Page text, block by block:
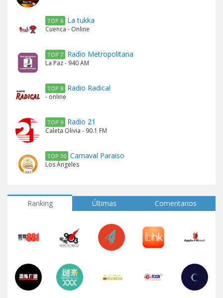
TOP 6 La tukka
Cuenca - Online
TOP 7 Radio Metropolitana
La Paz - 940 AM
TOP 8 Radio Radical
- online
TOP 9 Radio 21
Caleta Olivia - 90.1 FM
TOP 10 Carnaval Paraiso
Los Ángeles
Ranking Últimas Comentarios